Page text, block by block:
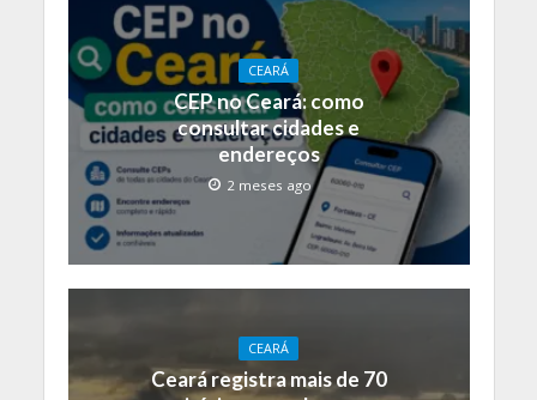
CEARÁ
CEP no Ceará: como
consultar cidades e
endereços
2 meses ago
CEARÁ
Ceará registra mais de 70